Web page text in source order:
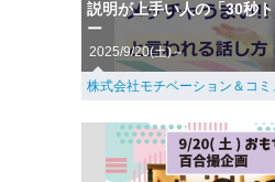
説明が上手い人の「30秒
ー
2025/9/20(土)～
株式会社モチベーション＆コ